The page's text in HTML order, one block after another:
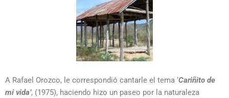
A Rafael Orozco, le correspondió cantarle el tema ‘Cariñito de
mi vida’, (1975), haciendo hizo un paseo por la naturaleza